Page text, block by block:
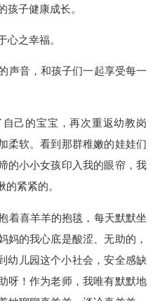
孩子健康成长。
心之幸福。
声音，和孩子们一起享受每一
己的宝宝，再次重返幼教岗
柔软。看到那群稚嫩的娃娃们
的小小女孩印入我的眼帘 ，我
紧紧的。
着喜羊羊的抱毯，每天默默坐
妈的我心底是酸涩、无助的，
幼儿园这个小社会，安全感缺
呀！作为老师，我唯有默默地